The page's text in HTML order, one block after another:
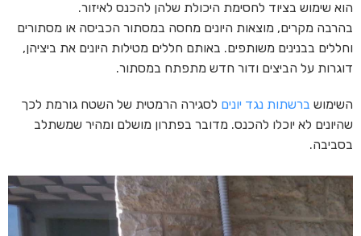
הוא שימוש בציוד לחסימת היכולת שלהן להכנס לאיזור.
בהרבה מקרים, מוצאות היונים מחסה במסתור הכביסה או מסתורים
וחללים בבנינים משותפים. באותם חללים מטילות היונים את ביציהן,
דוגרות על הביצים ודור חדש מתפתח במסתור.
השימושברשתות נגד יוניםלסגירה הרמטית של השטח גורמת לכך
שהיונים לא יוכלו להכנס. מדובר בפתרון מושלם ומהיר שמשתלב
בסביבה.